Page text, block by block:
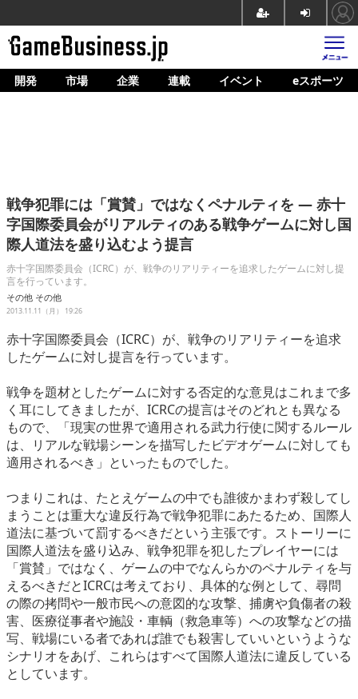
ホーム
企業動向
人材育成
産業政策
連載
イベント/セミナー
開発 市場 企業 連載 イベント eスポーツ
戦争犯罪には「賞賛」ではなくペナルティを ― 赤十
字国際委員会がリアルティのある戦争ゲームに対し国
際人道法を盛り込むよう提言
赤十字国際委員会（ICRC）が、戦争のリアリティーを追求したゲームに対し提
言を行っています。
その他 その他
2013.11.11（月） 19:26
赤十字国際委員会（ICRC）が、戦争のリアリティーを追求
したゲームに対し提言を行っています。
戦争を題材としたゲームに対する否定的な意見はこれまで多
く耳にしてきましたが、ICRCの提言はそのどれとも異なる
もので、「現実の世界で適用される武力行使に関するルール
は、リアルな戦場シーンを描写したビデオゲームに対しても
適用されるべき」といったものでした。
つまりこれは、たとえゲームの中でも誰彼かまわず殺してし
まうことは重大な違反行為で戦争犯罪にあたるため、国際人
道法に基づいて罰するべきだという主張です。ストーリーに
国際人道法を盛り込み、戦争犯罪を犯したプレイヤーには
「賞賛」ではなく、ゲームの中でなんらかのペナルティを与
えるべきだとICRCは考えており、具体的な例として、尋問
の際の拷問や一般市民への意図的な攻撃、捕虜や負傷者の殺
害、医療従事者や施設・車輌（救急車等）への攻撃などの描
写、戦場にいる者であれば誰でも殺害していいというような
シナリオをあげ、これらはすべて国際人道法に違反している
としています。